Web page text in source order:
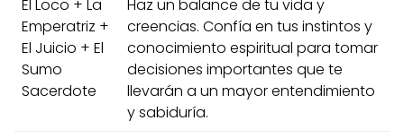
El Loco + La
Emperatriz +
El Juicio + El
Sumo
Sacerdote
Haz un balance de tu vida y
creencias. Confía en tus instintos y
conocimiento espiritual para tomar
decisiones importantes que te
llevarán a un mayor entendimiento
y sabiduría.